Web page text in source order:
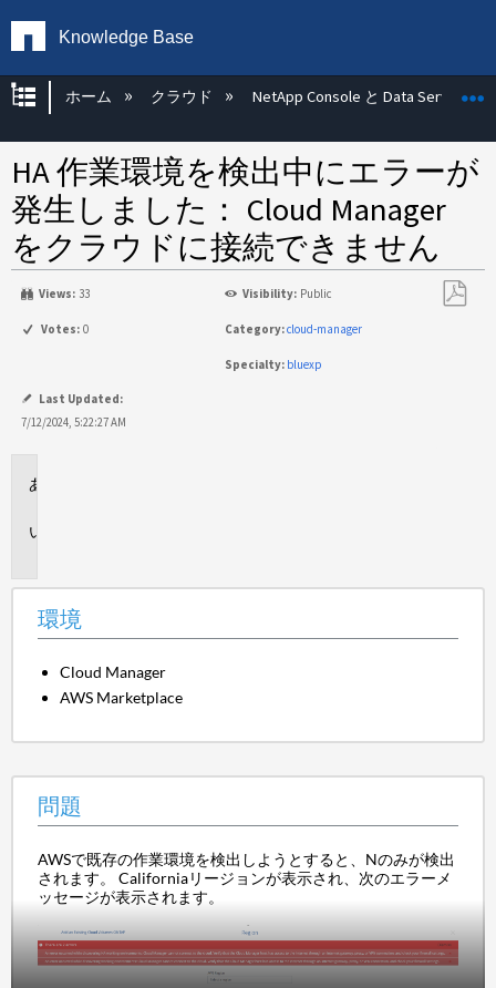
Knowledge Base
グローバル階層を展開/折りたたむ
ホーム クラウド NetApp Console と Data Services
HA 作業環境を検出中にエラーが
発生しました： Cloud Manager
をクラウドに接続できません
Views: 33 Visibility: Public
Votes: 0 Category:cloud-manager
Specialty: bluexp
Last Updated:
7/12/2024, 5:22:27 AM
環境
Cloud Manager
AWS Marketplace
問題
AWSで既存の作業環境を検出しようとすると、Nのみが検出
されます。 Californiaリージョンが表示され、次のエラーメ
ッセージが表示されます。